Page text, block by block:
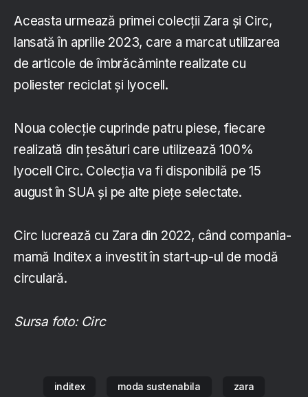
Aceasta urmează primei colecții Zara și Circ,
lansată în aprilie 2023, care a marcat utilizarea
de articole de îmbrăcăminte realizate cu
poliester reciclat și lyocell.
Noua colecție cuprinde patru piese, fiecare
realizată din țesături care utilizează 100%
lyocell Circ. Colecția va fi disponibilă pe 15
august în SUA și pe alte piețe selectate.
Circ lucrează cu Zara din 2022, când compania-
mamă Inditex a investit în start-up-ul de modă
circulară.
Sursa foto: Circ
inditex moda sustenabila zara